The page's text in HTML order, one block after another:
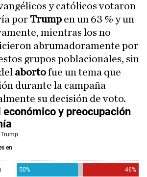
y católicos votaron
por Trump en un 63 % y un
mientras los no
abrumadoramente por
grupos poblacionales, sin
abortofue un tema que
durante la campaña
su decisión de voto.